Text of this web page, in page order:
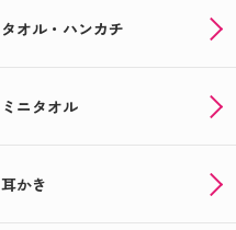
タオル・ハンカチ
ミニタオル
耳かき